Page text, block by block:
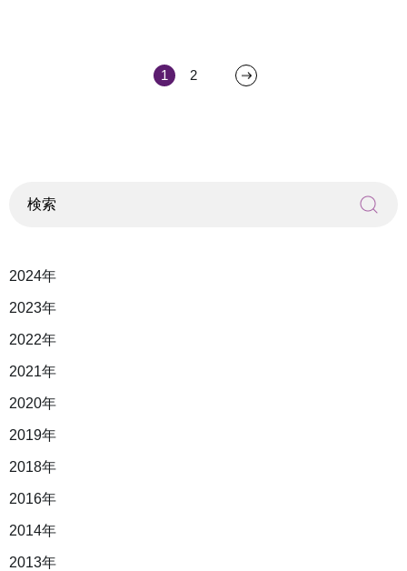
1 2
2024年
2023年
2022年
2021年
2020年
2019年
2018年
2016年
2014年
2013年